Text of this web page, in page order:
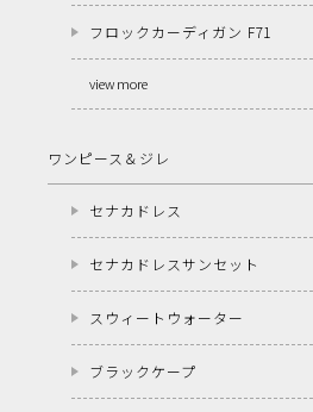
フロックカーディガン F71
view more
ワンピース＆ジレ
セナカドレス
セナカドレスサンセット
スウィートウォーター
ブラックケープ